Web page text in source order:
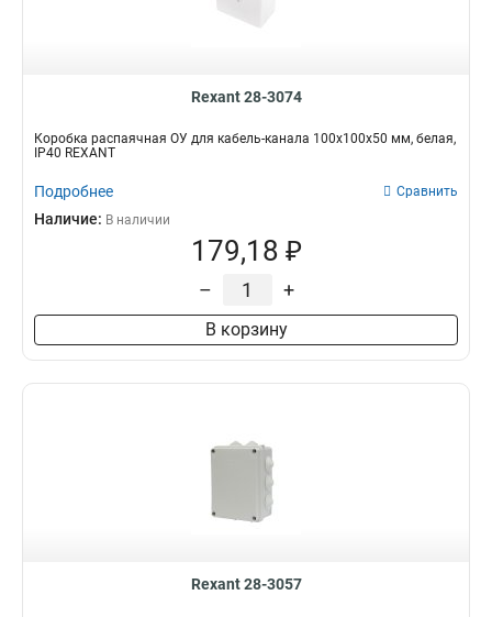
Rexant 28-3074
Коробка распаячная ОУ для кабель-канала 100х100х50 мм, белая,
IP40 REXANT
Подробнее Сравнить
Наличие: В наличии
179,18 ₽
– +
В корзину
Rexant 28-3057